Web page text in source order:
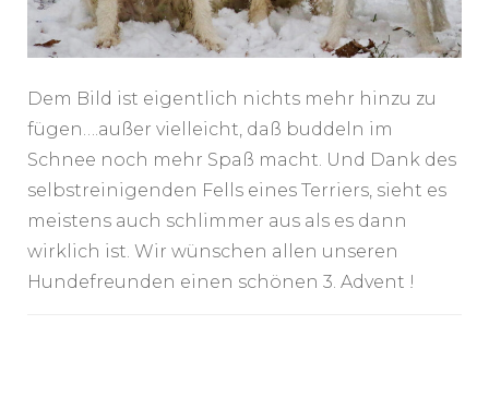
Dem Bild ist eigentlich nichts mehr hinzu zu
fügen….außer vielleicht, daß buddeln im
Schnee noch mehr Spaß macht. Und Dank des
selbstreinigenden Fells eines Terriers, sieht es
meistens auch schlimmer aus als es dann
wirklich ist. Wir wünschen allen unseren
Hundefreunden einen schönen 3. Advent !